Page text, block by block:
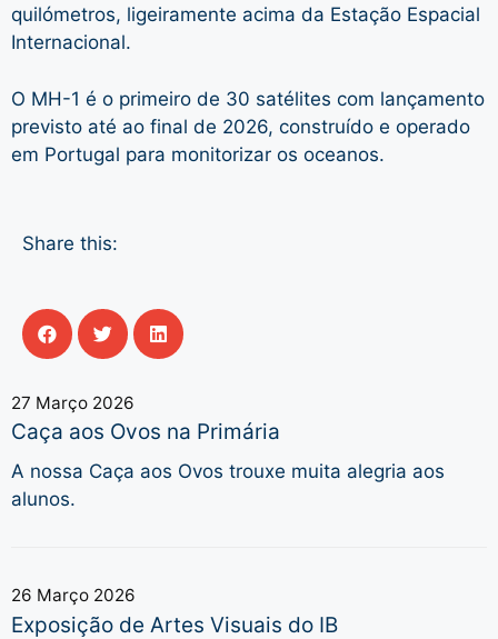
quilómetros, ligeiramente acima da Estação Espacial
Internacional.
O MH-1 é o primeiro de 30 satélites com lançamento
previsto até ao final de 2026, construído e operado
em Portugal para monitorizar os oceanos.
Share this:
27 Março 2026
Caça aos Ovos na Primária
A nossa Caça aos Ovos trouxe muita alegria aos
alunos.
26 Março 2026
Exposição de Artes Visuais do IB